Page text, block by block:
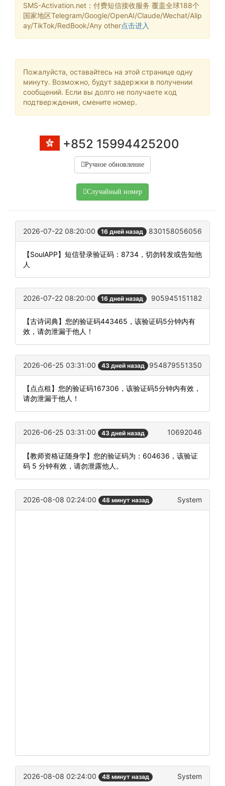
SMS-Activation.net：付费短信接收服务 覆盖全球188个
国家地区Telegram/Google/OpenAI/Claude/Wechat/Alip
ay/TikTok/RedBook/Any other点击进入
Пожалуйста, оставайтесь на этой странице одну
минуту. Возможно, будут задержки в получении
сообщений. Если вы долго не получаете код
подтверждения, смените номер.
+852 15994425200
Ручное обновление
Случайный номер
2026-07-22 08:20:00 16 дней назад 830158056056
【SoulAPP】短信登录验证码：8734，切勿转发或告知他
人
2026-07-22 08:20:00 16 дней назад 905945151182
【古诗词典】您的验证码443465，该验证码5分钟内有
效，请勿泄漏于他人！
2026-06-25 03:31:00 43 дней назад 954879551350
【点点租】您的验证码167306，该验证码5分钟内有效，
请勿泄漏于他人！
2026-06-25 03:31:00 43 дней назад 10692046
【教师资格证随身学】您的验证码为：604636，该验证
码 5 分钟有效，请勿泄露他人。
2026-08-08 02:24:00 48 минут назад System
2026-08-08 02:24:00 48 минут назад System